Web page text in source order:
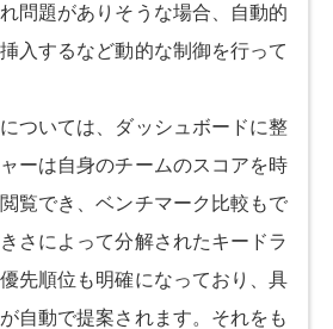
問題がありそうな場合、自動的
入するなど動的な制御を行って
ついては、ダッシュボードに整
ーは自身のチームのスコアを時
覧でき、ベンチマーク比較もで
さによって分解されたキードラ
先順位も明確になっており、具
自動で提案されます。それをも